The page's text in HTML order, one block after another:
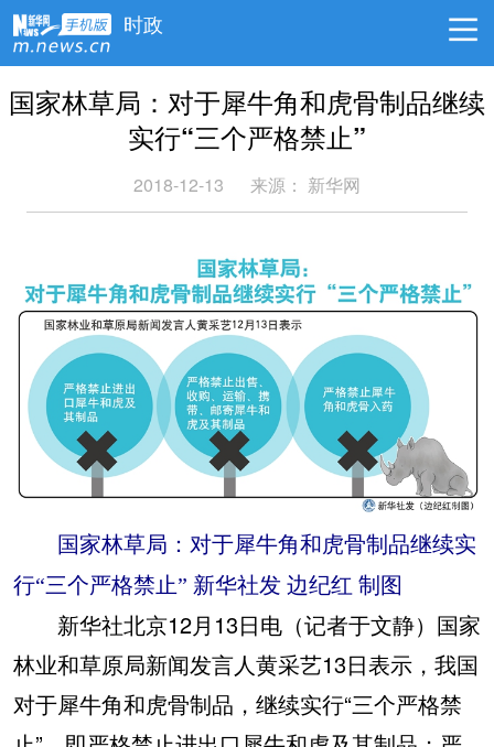
时政
国家林草局：对于犀牛角和虎骨制品继续
实行“三个严格禁止”
2018-12-13 来源： 新华网
国家林草局：对于犀牛角和虎骨制品继续实
行“三个严格禁止” 新华社发 边纪红 制图
新华社北京12月13日电（记者于文静）国家
林业和草原局新闻发言人黄采艺13日表示，我国
对于犀牛角和虎骨制品，继续实行“三个严格禁